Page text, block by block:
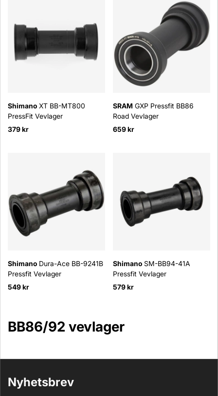
Shimano XT BB-MT800
PressFit Vevlager
379 kr
SRAM GXP Pressfit BB86
Road Vevlager
659 kr
Shimano Dura-Ace BB-9241B
Pressfit Vevlager
549 kr
Shimano SM-BB94-41A
Pressfit Vevlager
579 kr
BB86/92 vevlager
Nyhetsbrev